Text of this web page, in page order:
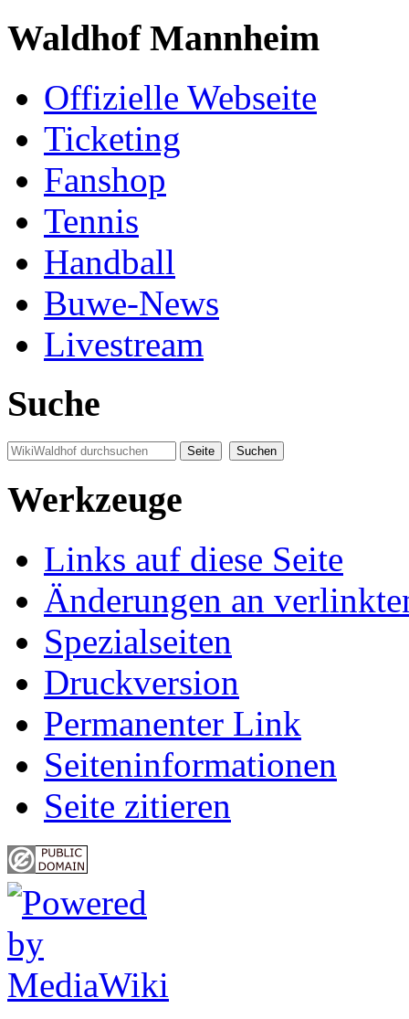
Waldhof Mannheim
Offizielle Webseite
Ticketing
Fanshop
Tennis
Handball
Buwe-News
Livestream
Suche
Werkzeuge
Links auf diese Seite
Änderungen an
Spezialseiten
Druckversion
Permanenter Link
Seiten­informationen
Seite zitieren